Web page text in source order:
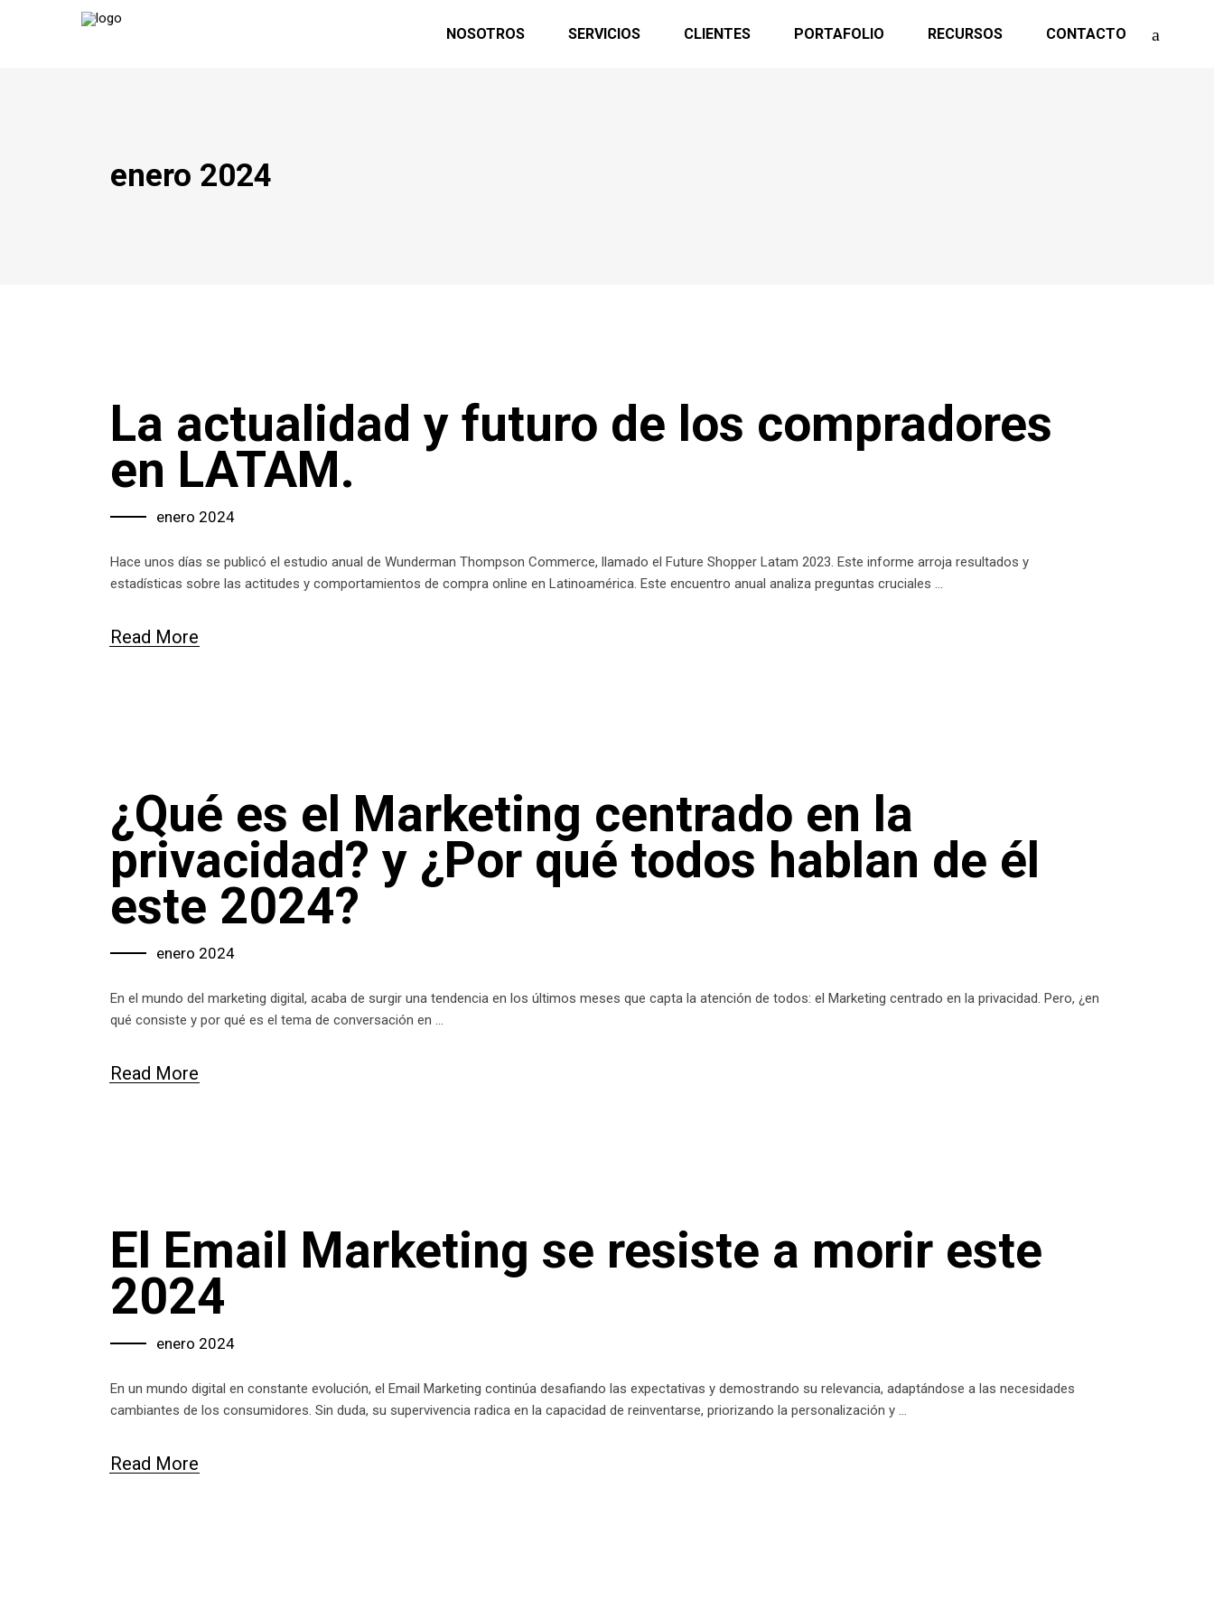
NOSOTROS SERVICIOS CLIENTES PORTAFOLIO RECURSOS CONTACTO
enero 2024
La actualidad y futuro de los compradores
en LATAM.
enero 2024
Hace unos días se publicó el estudio anual de Wunderman Thompson Commerce, llamado el Future Shopper Latam 2023. Este informe arroja resultados y
estadísticas sobre las actitudes y comportamientos de compra online en Latinoamérica. Este encuentro anual analiza preguntas cruciales
Read More
¿Qué es el Marketing centrado en la
privacidad? y ¿Por qué todos hablan de él
este 2024?
enero 2024
En el mundo del marketing digital, acaba de surgir una tendencia en los últimos meses que capta la atención de todos: el Marketing centrado en la privacidad. Pero, ¿en
qué consiste y por qué es el tema de conversación en
Read More
El Email Marketing se resiste a morir este
2024
enero 2024
En un mundo digital en constante evolución, el Email Marketing continúa desafiando las expectativas y demostrando su relevancia, adaptándose a las necesidades
cambiantes de los consumidores. Sin duda, su supervivencia radica en la capacidad de reinventarse, priorizando la personalización y
Read More